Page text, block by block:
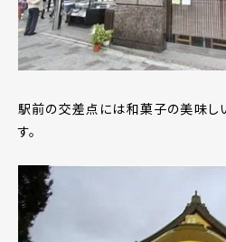
駅前の交差点には和菓子の美味し
す。